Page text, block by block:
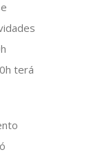
terá